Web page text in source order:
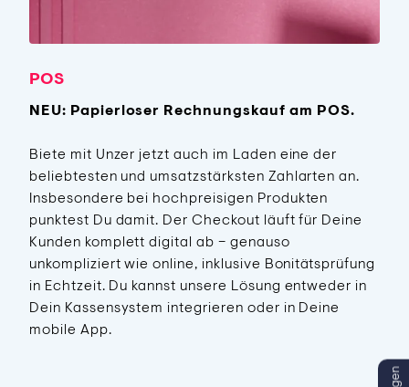
POS
NEU: Papierloser Rechnungskauf am POS.
Biete mit Unzer jetzt auch im Laden eine der
beliebtesten und umsatzstärksten Zahlarten an.
Insbesondere bei hochpreisigen Produkten
punktest Du damit. Der Checkout läuft für Deine
Kunden komplett digital ab – genauso
unkompliziert wie online, inklusive Bonitätsprüfung
in Echtzeit. Du kannst unsere Lösung entweder in
Dein Kassensystem integrieren oder in Deine
mobile App.